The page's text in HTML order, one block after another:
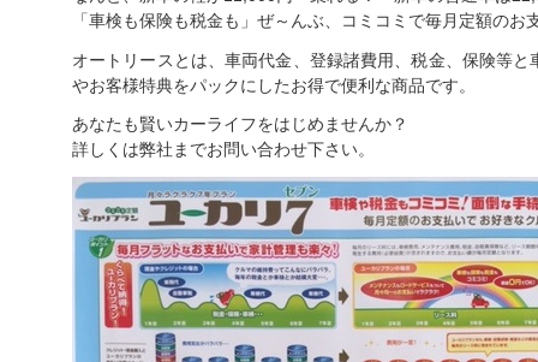
「車検も保険も税金も」ぜ～んぶ、コミコミで毎月定額の
オートリースとは、車両代金、登録諸費用、税金、保険等
やお客様特典をパックにしたお得で便利な商品です。
あなたも賢いカーライフをはじめませんか？
詳しくは弊社までお問い合わせ下さい。